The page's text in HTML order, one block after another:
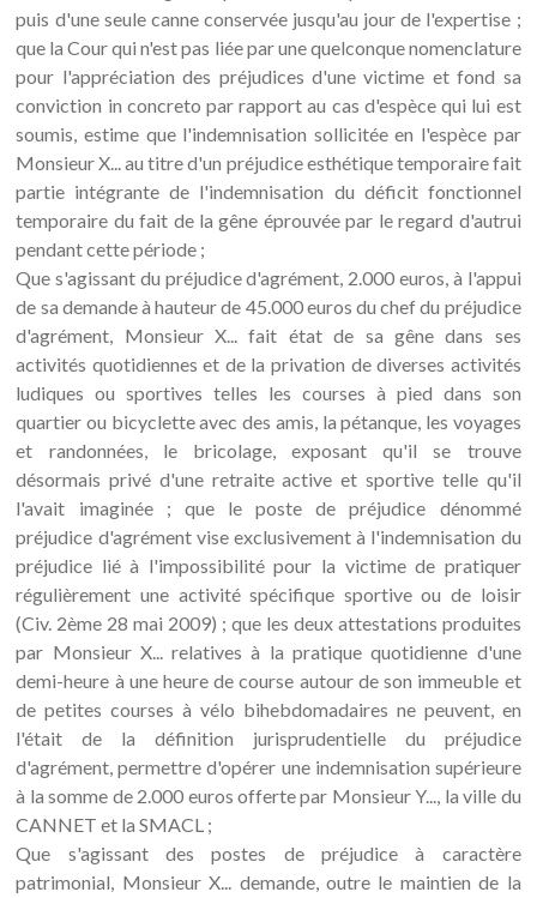
puis d'une seule canne conservée jusqu'au jour de l'expertise ;
que la Cour qui n'est pas liée par une quelconque nomenclature
pour l'appréciation des préjudices d'une victime et fond sa
conviction in concreto par rapport au cas d'espèce qui lui est
soumis, estime que l'indemnisation sollicitée en l'espèce par
Monsieur X... au titre d'un préjudice esthétique temporaire fait
partie intégrante de l'indemnisation du déficit fonctionnel
temporaire du fait de la gêne éprouvée par le regard d'autrui
pendant cette période ;
Que s'agissant du préjudice d'agrément, 2.000 euros, à l'appui
de sa demande à hauteur de 45.000 euros du chef du préjudice
d'agrément, Monsieur X... fait état de sa gêne dans ses
activités quotidiennes et de la privation de diverses activités
ludiques ou sportives telles les courses à pied dans son
quartier ou bicyclette avec des amis, la pétanque, les voyages
et randonnées, le bricolage, exposant qu'il se trouve
désormais privé d'une retraite active et sportive telle qu'il
l'avait imaginée ; que le poste de préjudice dénommé
préjudice d'agrément vise exclusivement à l'indemnisation du
préjudice lié à l'impossibilité pour la victime de pratiquer
régulièrement une activité spécifique sportive ou de loisir
(Civ. 2ème 28 mai 2009) ; que les deux attestations produites
par Monsieur X... relatives à la pratique quotidienne d'une
demi-heure à une heure de course autour de son immeuble et
de petites courses à vélo bihebdomadaires ne peuvent, en
l'était de la définition jurisprudentielle du préjudice
d'agrément, permettre d'opérer une indemnisation supérieure
à la somme de 2.000 euros offerte par Monsieur Y..., la ville du
CANNET et la SMACL ;
Que s'agissant des postes de préjudice à caractère
patrimonial, Monsieur X... demande, outre le maintien de la